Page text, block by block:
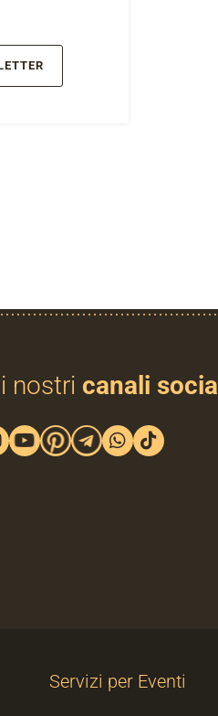
nostri canali social
Servizi per Eventi